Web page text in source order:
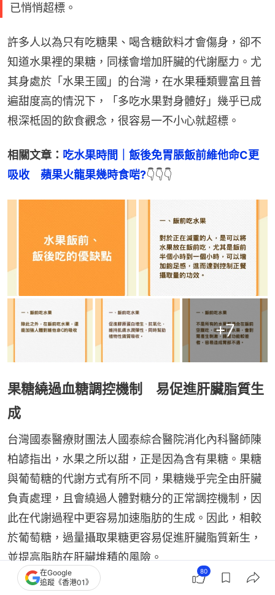
已悄悄超標。
許多人以為只有吃糖果、喝含糖飲料才會傷身，卻不
知道水果裡的果糖，同樣會增加肝臟的代謝壓力。尤
其身處於「水果王國」的台灣，在水果種類豐富且普
遍甜度高的情況下，「多吃水果對身體好」幾乎已成
根深柢固的飲食觀念，很容易一不小心就超標。
相關文章： 吃水果時間｜飯後免胃脹飯前維他命C更
吸收　蘋果火龍果幾時食啱?👇👇👇
+7
果糖繞過血糖調控機制 易促進肝臟脂質生
成
台灣國泰醫療財團法人國泰綜合醫院消化內科醫師陳
柏諺指出，水果之所以甜，正是因為含有果糖。果糖
與葡萄糖的代謝方式有所不同，果糖幾乎完全由肝臟
負責處理，且會繞過人體對糖分的正常調控機制，因
此在代謝過程中更容易加速脂肪的生成。因此，相較
於葡萄糖，過量攝取果糖更容易促進肝臟脂質新生，
並提高脂肪在肝臟堆積的風險。
此外，由於果糖對胰島素及飽足感相關荷爾蒙刺激較
在Google
追蹤《香港01》
80